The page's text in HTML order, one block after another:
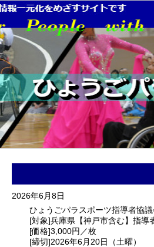
2026年6月8日
ひょうごパラスポーツ指導者協
[対象]兵庫県【神戸市含む】指導
[価格]3,000円／枚
[締切]2026年6月20日（土曜）